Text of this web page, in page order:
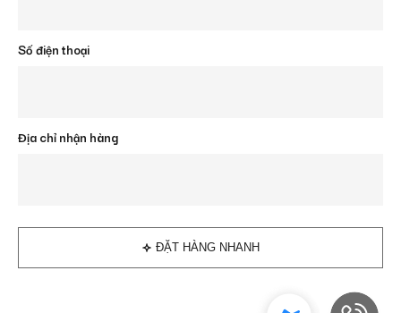
Số điện thoại
Địa chỉ nhận hàng
ĐẶT HÀNG NHANH